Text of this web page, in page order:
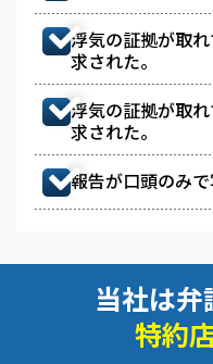
浮気の証拠が取
求された。
浮気の証拠が取
求された。
報告が口頭のみで
当社は
特約